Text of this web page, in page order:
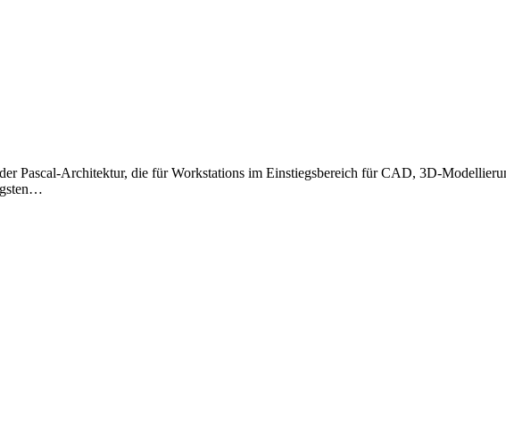
Pascal-Architektur, die für Workstations im Einstiegsbereich für CAD, 3D-